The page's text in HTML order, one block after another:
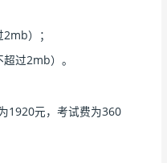
）；
过2mb）。
1920元，考试费为360